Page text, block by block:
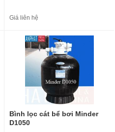
Giá liên hệ
Bình lọc cát bể bơi Minder
D1050